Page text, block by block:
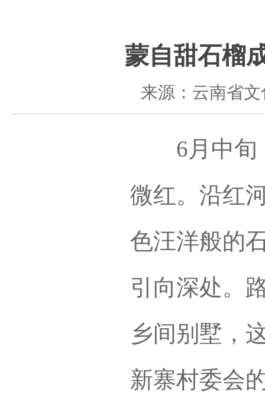
蒙自甜石榴
来源：云南省
6月中旬，
微红。沿红
色汪洋般的
引向深处。
乡间别墅，
新寨村委会